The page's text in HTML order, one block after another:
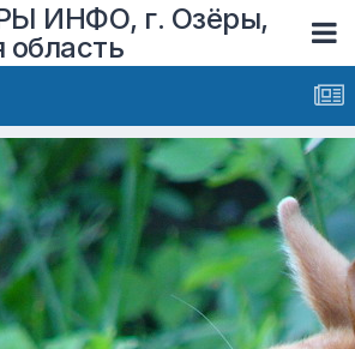
ИНФО, г. Озёры,
область